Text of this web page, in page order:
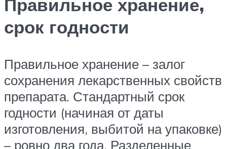
Правильное хранение,
срок годности
Правильное хранение – залог
сохранения лекарственных свойств
препарата. Стандартный срок
годности (начиная от даты
изготовления, выбитой на упаковке)
– ровно два года. Разделенные